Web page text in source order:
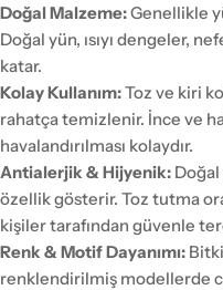
Doğal Malzeme:Genellikle
Doğal yün, ısıyı dengeler,
katar.
Kolay Kullanım:Toz ve kiri
rahatça temizlenir. İnce ve
havalandırılması kolaydır.
Antialerjik & Hijyenik:
özellik gösterir. Toz tutma
kişiler tarafından güvenle
Renk & Motif Dayanımı:
renklendirilmiş modellerde